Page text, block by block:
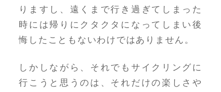
りますし、遠くまで行き過ぎてしまった
時には帰りにクタクタになってしまい後
悔したこともないわけではありません。
しかしながら、それでもサイクリングに
行こうと思うのは、それだけの楽しさや